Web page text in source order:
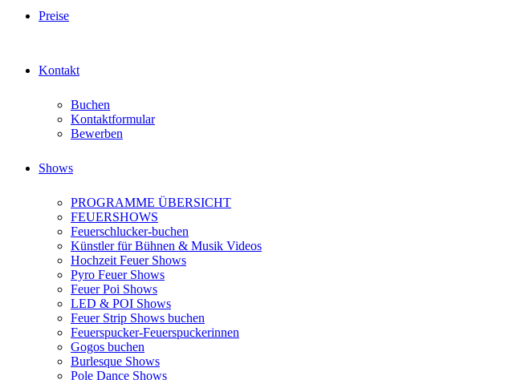
Preise
Kontakt
Buchen
Kontaktformular
Bewerben
Shows
PROGRAMME ÜBERSICHT
FEUERSHOWS
Feuerschlucker-buchen
Künstler für Bühnen & Musik Videos
Hochzeit Feuer Shows
Pyro Feuer Shows
Feuer Poi Shows
LED & POI Shows
Feuer Strip Shows buchen
Feuerspucker-Feuerspuckerinnen
Gogos buchen
Burlesque Shows
Pole Dance Shows